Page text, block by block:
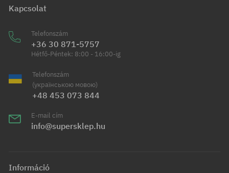
Kapcsolat
Telefonszám
+36 30 871-5757
Hétfő-Péntek: 8:00 - 16:00-ig
Telefonszám
(українською мовою)
+48 453 073 844
E-mail cím
info@supersklep.hu
Információ